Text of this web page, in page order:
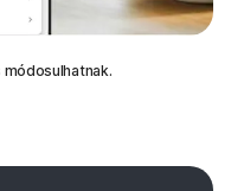
módosulhatnak.